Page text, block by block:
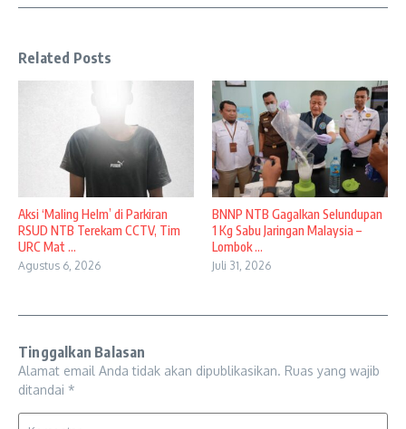
Related Posts
Aksi ‘Maling Helm’ di Parkiran
RSUD NTB Terekam CCTV, Tim
URC Mat ...
Agustus 6, 2026
BNNP NTB Gagalkan Selundupan
1 Kg Sabu Jaringan Malaysia –
Lombok ...
Juli 31, 2026
Tinggalkan Balasan
Alamat email Anda tidak akan dipublikasikan. Ruas yang wajib
ditandai *